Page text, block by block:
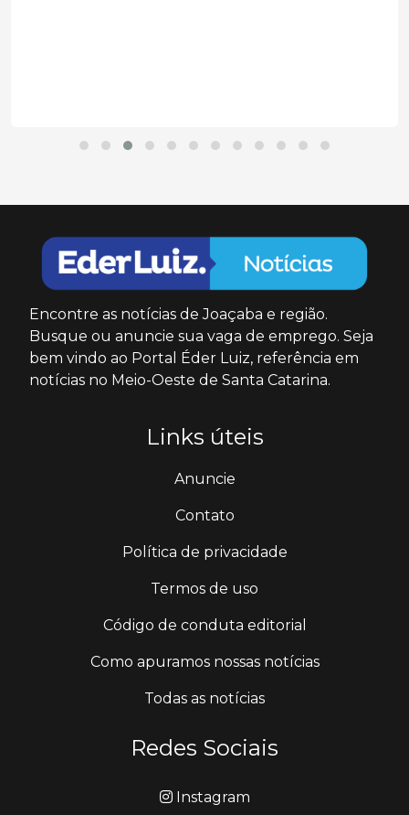
Encontre as notícias de Joaçaba e região.
Busque ou anuncie sua vaga de emprego. Seja
bem vindo ao Portal Éder Luiz, referência em
notícias no Meio-Oeste de Santa Catarina.
Links úteis
Anuncie
Contato
Política de privacidade
Termos de uso
Código de conduta editorial
Como apuramos nossas notícias
Todas as notícias
Redes Sociais
Instagram